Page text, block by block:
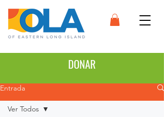
DONAR
Entrada
Ver Todos